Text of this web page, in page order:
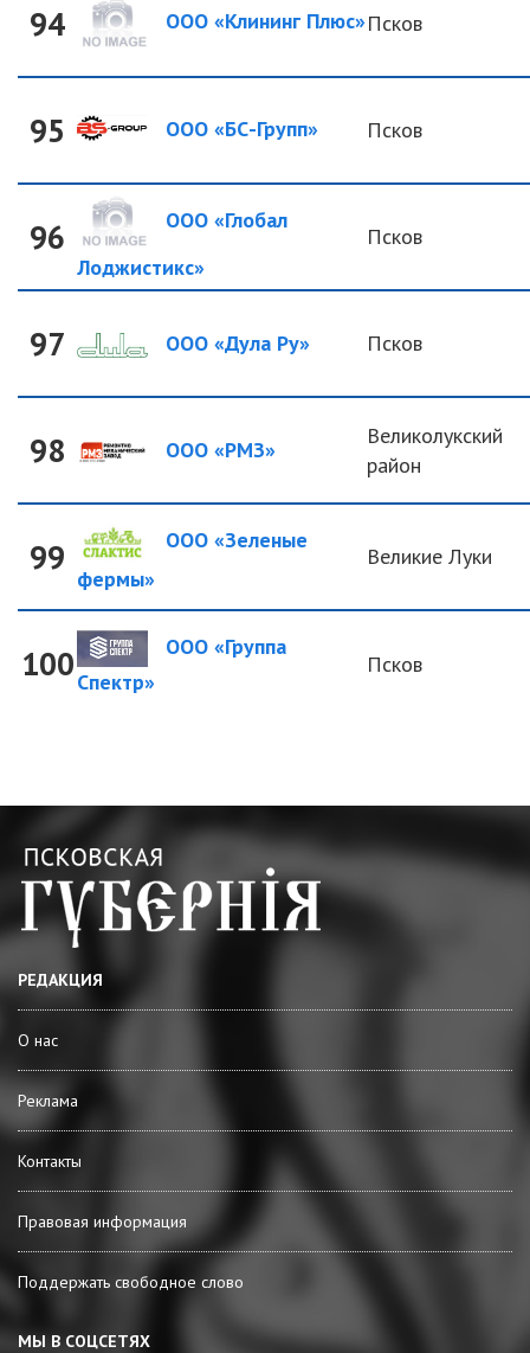
94 ООО «Клининг Плюс»Псков
95 ООО «БС-Групп» Псков
96
ООО «Глобал
Лоджистикс»
Псков
97 ООО «Дула Ру» Псков
98 ООО «РМЗ»
Великолукский
район
99
ООО «Зеленые
фермы»
Великие Луки
100
ООО «Группа
Спектр»
Псков
РЕДАКЦИЯ
О нас
Реклама
Контакты
Правовая информация
Поддержать свободное слово
МЫ В СОЦСЕТЯХ